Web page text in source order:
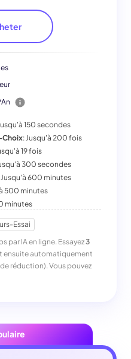
150 secondes
Choix: Jusqu'à 200 fois
19 fois
300 secondes
Jusqu'à 600 minutes
500 minutes
minutes
Essai
par IA en ligne. Essayez3
ensuite automatiquement
réduction). Vous pouvez